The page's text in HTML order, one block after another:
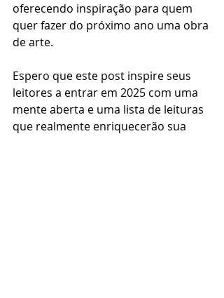
oferecendo inspiração para quem
quer fazer do próximo ano uma obra
de arte.
Espero que este post inspire seus
leitores a entrar em 2025 com uma
mente aberta e uma lista de leituras
que realmente enriquecerão sua